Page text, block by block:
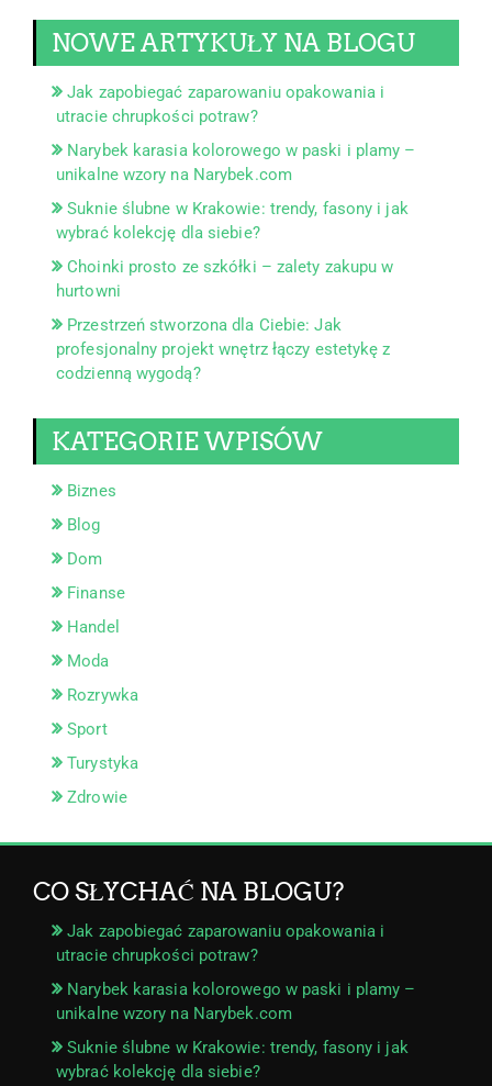
NOWE ARTYKUŁY NA BLOGU
Jak zapobiegać zaparowaniu opakowania i
utracie chrupkości potraw?
Narybek karasia kolorowego w paski i plamy –
unikalne wzory na Narybek.com
Suknie ślubne w Krakowie: trendy, fasony i jak
wybrać kolekcję dla siebie?
Choinki prosto ze szkółki – zalety zakupu w
hurtowni
Przestrzeń stworzona dla Ciebie: Jak
profesjonalny projekt wnętrz łączy estetykę z
codzienną wygodą?
KATEGORIE WPISÓW
Biznes
Blog
Dom
Finanse
Handel
Moda
Rozrywka
Sport
Turystyka
Zdrowie
CO SŁYCHAĆ NA BLOGU?
Jak zapobiegać zaparowaniu opakowania i
utracie chrupkości potraw?
Narybek karasia kolorowego w paski i plamy –
unikalne wzory na Narybek.com
Suknie ślubne w Krakowie: trendy, fasony i jak
wybrać kolekcję dla siebie?